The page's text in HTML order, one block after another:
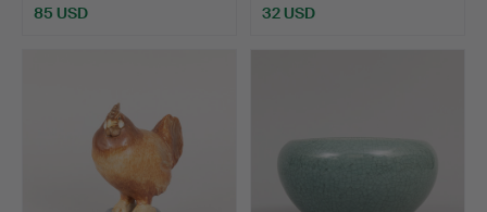
85 USD 32 USD